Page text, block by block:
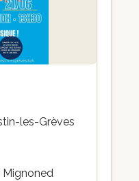
les-Grèves
Mignoned